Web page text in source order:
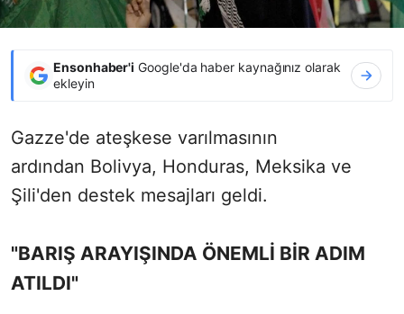
Ensonhaber'i Google'da haber kaynağınız olarak
ekleyin
Gazze'de ateşkese varılmasının
ardından Bolivya, Honduras, Meksika ve
Şili'den destek mesajları geldi.
"BARIŞ ARAYIŞINDA ÖNEMLİ BİR ADIM
ATILDI"